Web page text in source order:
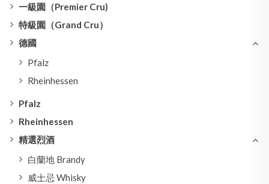
一級園（Premier Cru)
特級園（Grand Cru）
德國
Pfalz
Rheinhessen
Pfalz
Rheinhessen
精選烈酒
白蘭地 Brandy
威士忌 Whisky